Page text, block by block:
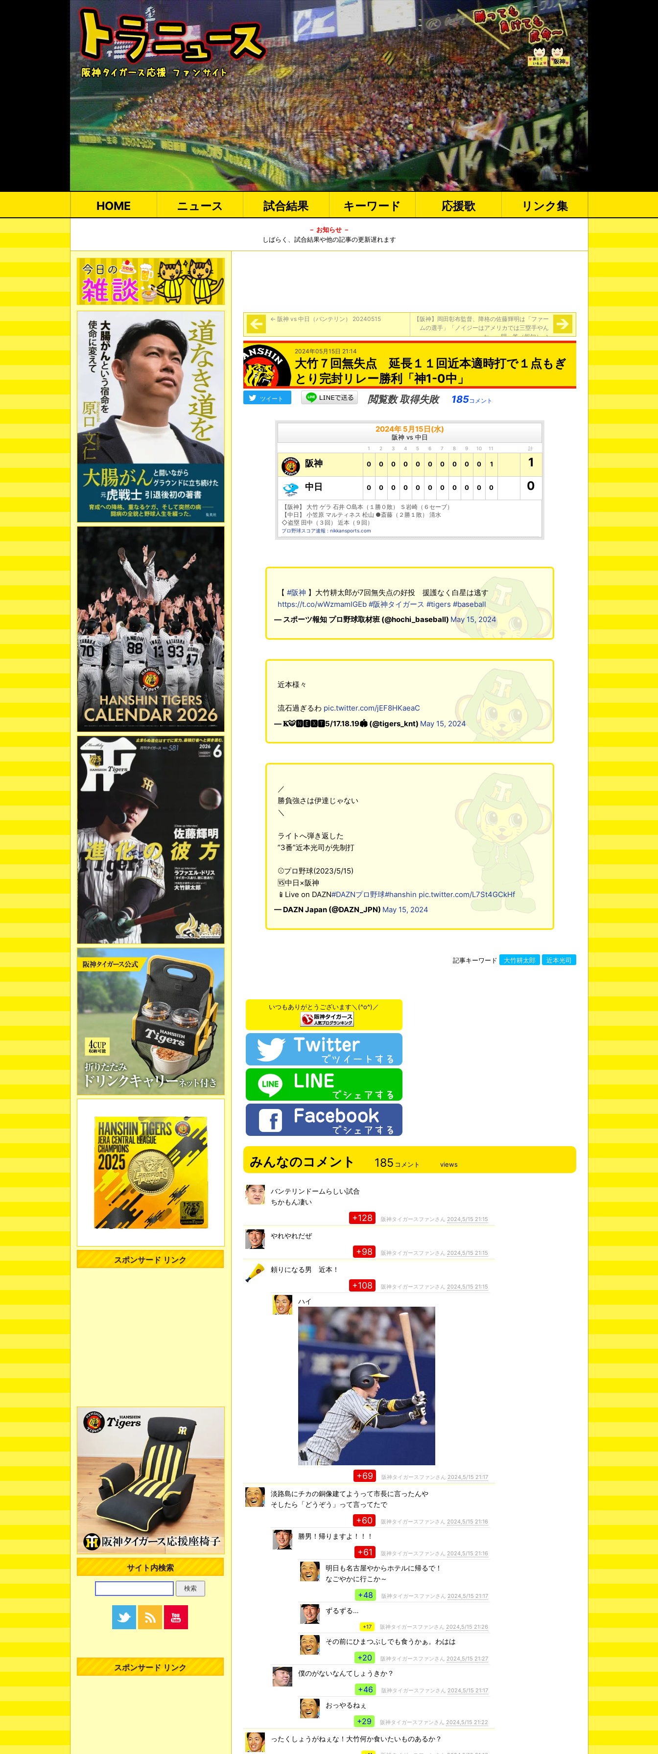
HOME ニュース 試合結果 キーワード 応援歌 リンク集
－ お知らせ －
しばらく、試合結果や他の記事の更新遅れます
← 阪神 vs 中日（バンテリン） 20240515
【阪神】岡田彰布監督、降格の佐藤輝明は「ファー
ムの選手」「ノイジーはアメリカでは三塁手やん
か」一問一答（報知）→
2024年05月15日 21:14
大竹７回無失点 延長１１回近本適時打で１点もぎ
とり完封リレー勝利「神1-0中」
ツイート 閲覧数 取得失敗 185コメント
2024年 5月15日(水)
阪神 vs 中日
1 2 3 4 5 6 7 8 9 10 11 計
阪神 0 0 0 0 0 0 0 0 0 0 1 1
中日 0 0 0 0 0 0 0 0 0 0 0 0
【阪神】 大竹 ゲラ 石井 ○島本（１勝０敗） Ｓ岩崎（６セーブ）
【中日】 小笠原 マルティネス 松山 ●斎藤（２勝１敗） 清水
◇盗塁 田中（３回） 近本（９回）
プロ野球スコア速報 : nikkansports.com
【 #阪神 】大竹耕太郎が7回無失点の好投 援護なく白星は逃す
https://t.co/wWzmamIGEb #阪神タイガース #tigers #baseball
— スポーツ報知 プロ野球取材班 (@hochi_baseball) May 15, 2024
近本様々
流石過ぎるわ pic.twitter.com/jEF8HKaeaC
— 𝐊🐯🅽🅴🆇🆃5/17.18.19🏟️ (@tigers_knt) May 15, 2024
／
勝負強さは伊達じゃない
＼
ライトへ弾き返した
”3番”近本光司が先制打
⚾プロ野球(2023/5/15)
🆚中日×阪神
📱Live on DAZN#DAZNプロ野球#hanshin pic.twitter.com/L7St4GCkHf
— DAZN Japan (@DAZN_JPN) May 15, 2024
記事キーワード 大竹耕太郎 近本光司
いつもありがとうございます＼(^o^)／
みんなのコメント 185 コメント views
バンテリンドームらしい試合
ちかもん凄い
+128 阪神タイガースファンさん 2024,5/15 21:15
やれやれだぜ
+98 阪神タイガースファンさん 2024,5/15 21:15
頼りになる男 近本！
+108 阪神タイガースファンさん 2024,5/15 21:15
ハイ
+69 阪神タイガースファンさん 2024,5/15 21:17
淡路島にチカの銅像建てようって市長に言ったんや
そしたら「どうぞう」って言ってたで
+60 阪神タイガースファンさん 2024,5/15 21:16
勝男！帰りますよ！！！
+61 阪神タイガースファンさん 2024,5/15 21:16
明日も名古屋やからホテルに帰るで！
なごやかに行こか～
+48 阪神タイガースファンさん 2024,5/15 21:17
ずるずる…
+17 阪神タイガースファンさん 2024,5/15 21:26
その前にひまつぶしでも食うかぁ。わはは
+20 阪神タイガースファンさん 2024,5/15 21:27
僕のがないなんてしょうきか？
+46 阪神タイガースファンさん 2024,5/15 21:17
おっやるねぇ
+29 阪神タイガースファンさん 2024,5/15 21:22
ったくしょうがねぇな！大竹何か食いたいものあるか？
スポンサード リンク
サイト内検索
スポンサード リンク